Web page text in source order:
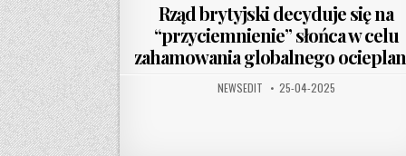
Rząd brytyjski decyduje się na
“przyciemnienie” słońca w celu
zahamowania globalnego
AUTHOR:
NEWSEDIT PUBLISHED DATE:
25-04-2025